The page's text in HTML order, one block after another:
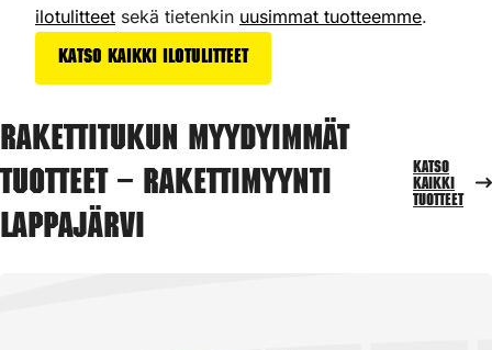
ilotulitteet sekä tietenkin uusimmat tuotteemme.
Katso kaikki ilotulitteet
Rakettitukun myydyimmät
tuotteet – Rakettimyynti
Lappajärvi
Katso
kaikki
tuotteet